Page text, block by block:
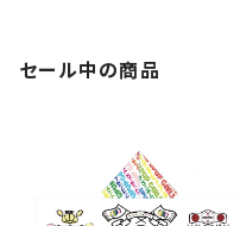
セール中の商品